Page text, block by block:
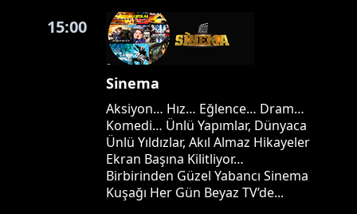
15:00
Sinema
Aksiyon… Hız… Eğlence… Dram…
Komedi… Ünlü Yapımlar, Dünyaca
Ünlü Yıldızlar, Akıl Almaz Hikayeler
Ekran Başına Kilitliyor…
Birbirinden Güzel Yabancı Sinema
Kuşağı Her Gün Beyaz TV’de...